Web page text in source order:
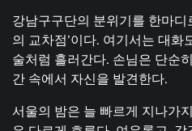
강남구구단의 분위기를 한마디
의 교차점’이다. 여기서는 대화
술처럼 흘러간다. 손님은 단순
간 속에서 자신을 발견한다.
서울의 밤은 늘 빠르게 지나가